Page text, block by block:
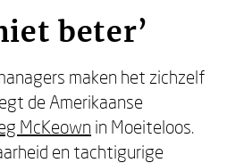
beter’
maken het zichzelf
de Amerikaanse
McKeown in Moeiteloos.
en tachtigurige